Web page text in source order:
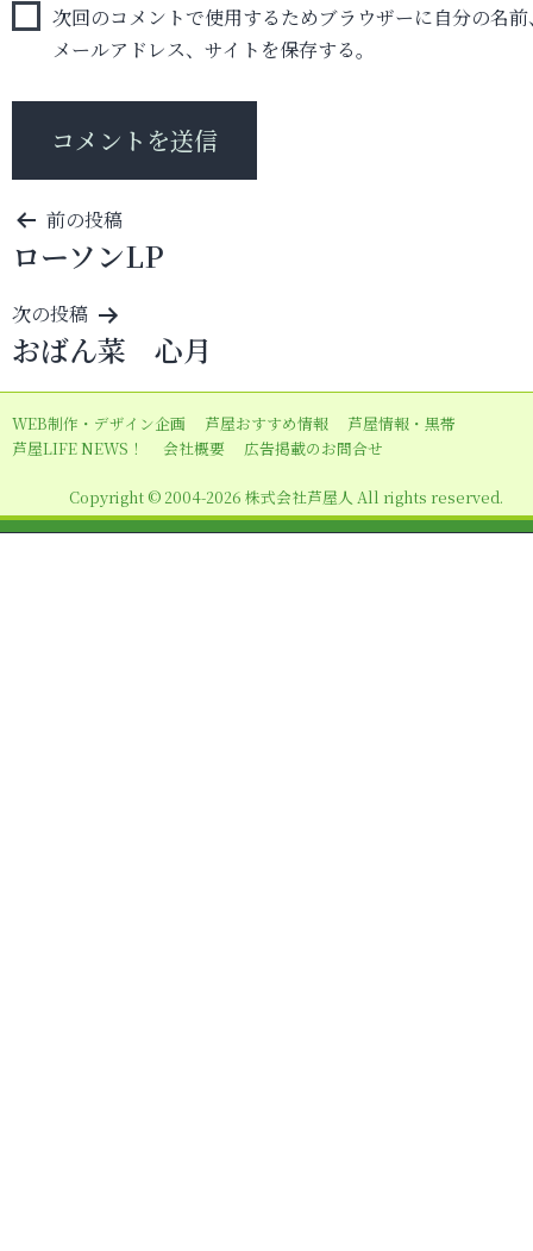
次回のコメントで使用するためブラウザーに自分の名前
メールアドレス、サイトを保存する。
投
稿
ナ
ビ
ゲ
ー
シ
ン
前の投稿
ローソンLP
次の投稿
おばん菜 心月
WEB制作・デザイン企画 芦屋おすすめ情報
芦屋情報・黒帯
芦屋LIFE NEWS！
会社概要 広告掲載のお問合せ
Copyright © 2004-2026 株式会社芦屋人 All rights reserved.